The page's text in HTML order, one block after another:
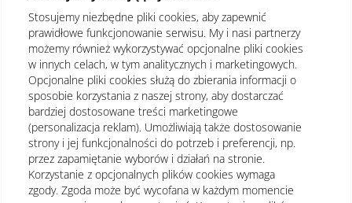
Stosujemy niezbędne pliki cookies, aby zapewnić
prawidłowe funkcjonowanie serwisu. My i nasi partnerzy
możemy również wykorzystywać opcjonalne pliki cookies
w innych celach, w tym analitycznych i marketingowych.
Opcjonalne pliki cookies służą do zbierania informacji o
sposobie korzystania z naszej strony, aby dostarczać
bardziej dostosowane treści marketingowe
(personalizacja reklam). Umożliwiają także dostosowanie
strony i jej funkcjonalności do potrzeb i preferencji, np.
przez zapamiętanie wyborów i działań na stronie.
Korzystanie z opcjonalnych plików cookies wymaga
zgody. Zgoda może być wycofana w każdym momencie